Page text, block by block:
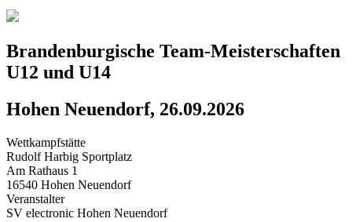
Brandenburgische Team-Meisterschaften
U12 und U14
Hohen Neuendorf, 26.09.2026
Wettkampfstätte
Rudolf Harbig Sportplatz
Am Rathaus 1
16540 Hohen Neuendorf
Veranstalter
SV electronic Hohen Neuendorf